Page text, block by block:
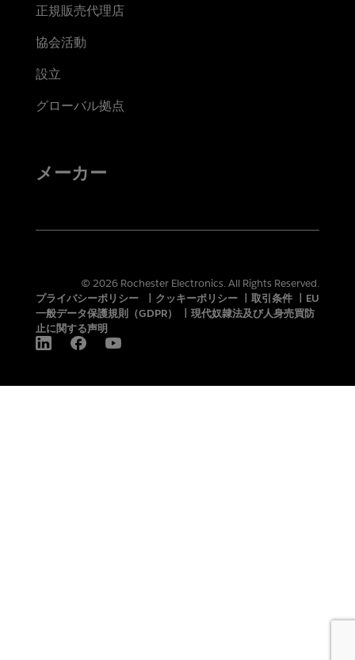
正規販売代理店
協会活動
設立
グローバル拠点
メーカー
© 2026 Rochester Electronics. All Rights Reserved.
プライバシーポリシー
クッキーポリシー 取引条件
EU
一般データ保護規則（GDPR）
現代奴隷法及び人身売買防
止に関する声明